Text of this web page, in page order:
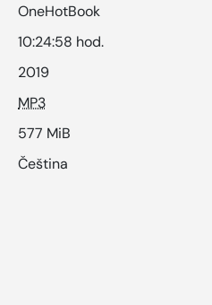
OneHotBook
10:24:58 hod.
2019
MP3
577 MiB
Čeština